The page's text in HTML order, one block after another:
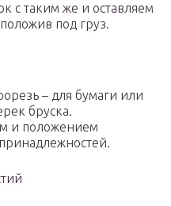
с таким же и оставляем
под груз.
– для бумаги или
бруска.
и положением